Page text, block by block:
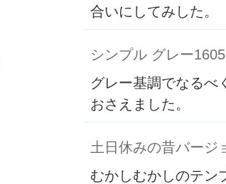
合いにしてみした。
シンプル グレー1605
グレー基調でなるべ
おさえました。
土日休みの昔バージ
むかしむかしのテン